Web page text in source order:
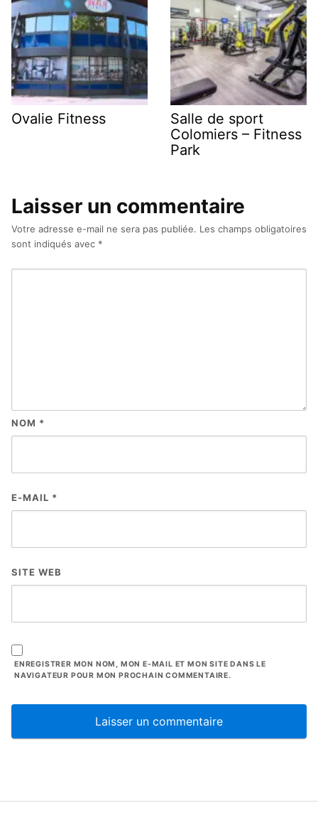
Ovalie Fitness
Salle de sport
Colomiers – Fitness
Park
Laisser un commentaire
Votre adresse e-mail ne sera pas publiée. Les champs obligatoires
sont indiqués avec *
NOM *
E-MAIL *
SITE WEB
ENREGISTRER MON NOM, MON E-MAIL ET MON SITE DANS LE
NAVIGATEUR POUR MON PROCHAIN COMMENTAIRE.